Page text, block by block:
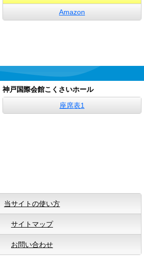
Amazon
神戸国際会館こくさいホール
座席表1
当サイトの使い方
サイトマップ
お問い合わせ